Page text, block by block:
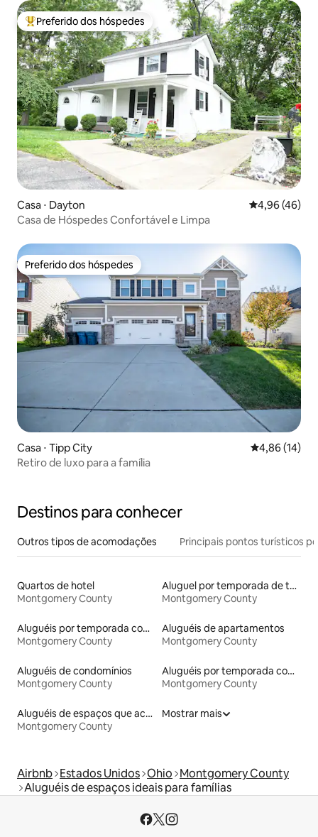
Entre os melhores preferidos dos hóspedes
Preferido dos hóspedes
Casa ⋅ Dayton 4,96 de uma
4,96 (46)
Casa de Hóspedes Confortável e Limpa
Preferido dos hóspedes
Preferido dos hóspedes
Casa ⋅ Tipp City 4,86 de uma
4,86 (14)
Retiro de luxo para a família
Destinos para conhecer
Outros tipos de acomodações Principais pontos turísticos
Quartos de hotel
Montgomery County
Aluguel por temporada de townhouses
Montgomery County
Aluguéis por temporada com banheira de hidromassagem
Montgomery County
Aluguéis de apartamentos
Montgomery County
Aluguéis de condomínios
Montgomery County
Aluguéis por temporada com café da manhã
Montgomery County
Aluguéis de espaços que aceitam animais de estimação
Montgomery County
Mostrar mais
Airbnb Estados Unidos Ohio Montgomery County
Aluguéis de espaços ideais para famílias